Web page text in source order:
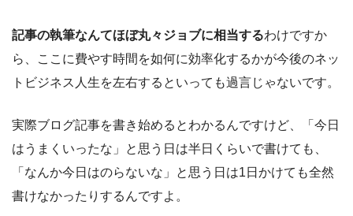
記事の執筆なんてほぼ丸々ジョブに相当するわけですか
ら、ここに費やす時間を如何に効率化するかが今後のネッ
トビジネス人生を左右するといっても過言じゃないです。
実際ブログ記事を書き始めるとわかるんですけど、「今日
はうまくいったな」と思う日は半日くらいで書けても、
「なんか今日はのらないな」と思う日は1日かけても全然
書けなかったりするんですよ。